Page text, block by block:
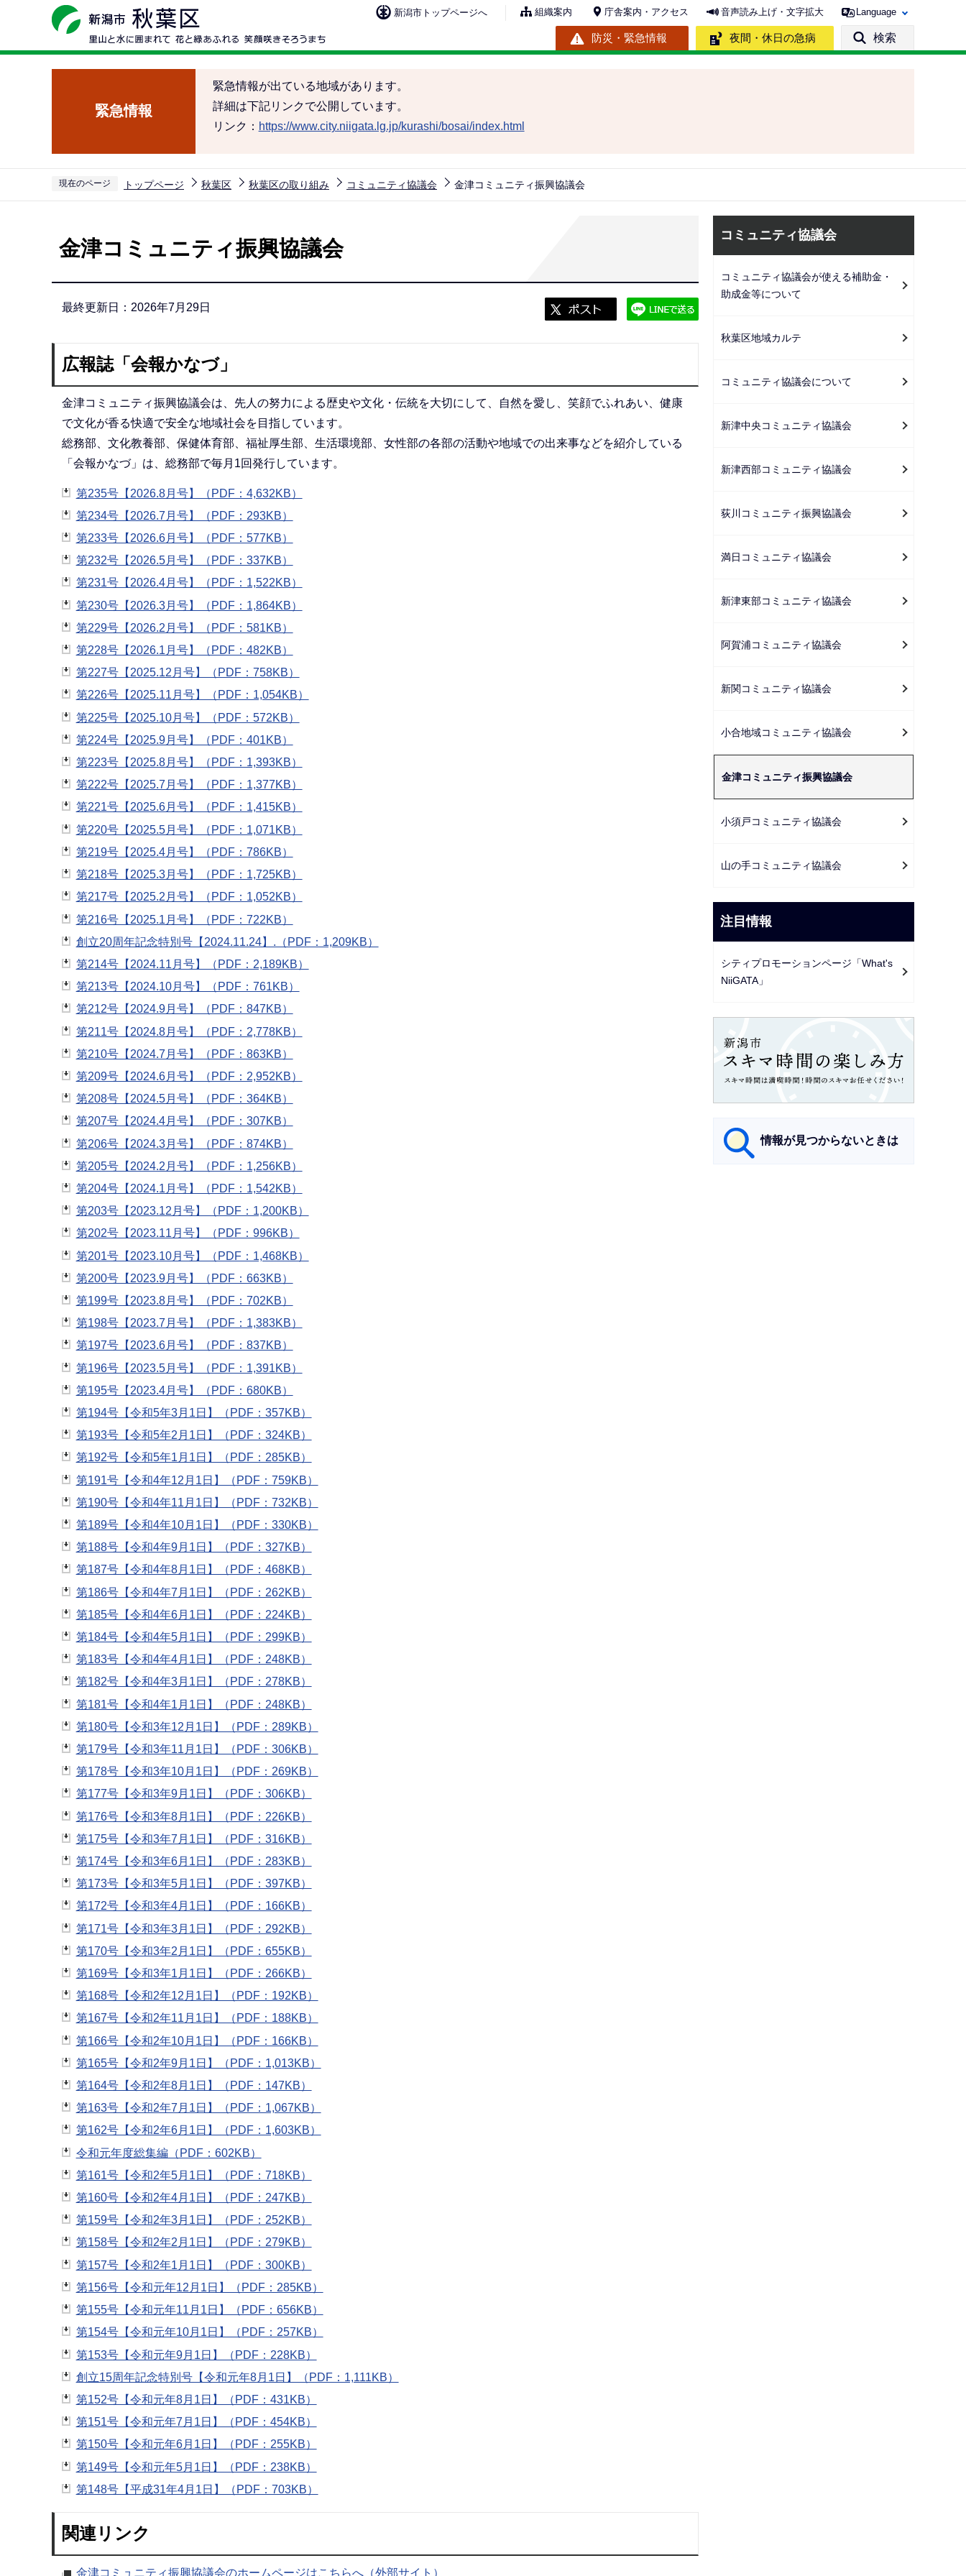
ペ
新潟市トップページへ 組織案内 庁舎案内・アクセス 音声読み上げ・文字拡大 Language
防災・緊急情報 夜間・休日の急病 検索
緊急情報
緊急情報が出ている地域があります。
詳細は下記リンクで公開しています。
リンク： https://www.city.niigata.lg.jp/kurashi/bosai/index.html
現在のページ トップページ 秋葉区 秋葉区の取り組み コミュニティ協議会 金津コミュニティ振興協議会
金津コミュニティ振興協議会
最終更新日：2026年7月29日
広報誌「会報かなづ」
金津コミュニティ振興協議会は、先人の努力による歴史や文化・伝統を大切にして、自然を愛し、笑顔でふれあい、健康
で文化が香る快適で安全な地域社会を目指しています。
総務部、文化教養部、保健体育部、福祉厚生部、生活環境部、女性部の各部の活動や地域での出来事などを紹介している
「会報かなづ」は、総務部で毎月1回発行しています。
第235号【2026.8月号】（PDF：4,632KB）
第234号【2026.7月号】（PDF：293KB）
第233号【2026.6月号】（PDF：577KB）
第232号【2026.5月号】（PDF：337KB）
第231号【2026.4月号】（PDF：1,522KB）
第230号【2026.3月号】（PDF：1,864KB）
第229号【2026.2月号】（PDF：581KB）
第228号【2026.1月号】（PDF：482KB）
第227号【2025.12月号】（PDF：758KB）
第226号【2025.11月号】（PDF：1,054KB）
第225号【2025.10月号】（PDF：572KB）
第224号【2025.9月号】（PDF：401KB）
第223号【2025.8月号】（PDF：1,393KB）
第222号【2025.7月号】（PDF：1,377KB）
第221号【2025.6月号】（PDF：1,415KB）
第220号【2025.5月号】（PDF：1,071KB）
第219号【2025.4月号】（PDF：786KB）
第218号【2025.3月号】（PDF：1,725KB）
第217号【2025.2月号】（PDF：1,052KB）
第216号【2025.1月号】（PDF：722KB）
創立20周年記念特別号【2024.11.24】.（PDF：1,209KB）
第214号【2024.11月号】（PDF：2,189KB）
第213号【2024.10月号】（PDF：761KB）
第212号【2024.9月号】（PDF：847KB）
第211号【2024.8月号】（PDF：2,778KB）
第210号【2024.7月号】（PDF：863KB）
第209号【2024.6月号】（PDF：2,952KB）
第208号【2024.5月号】（PDF：364KB）
第207号【2024.4月号】（PDF：307KB）
第206号【2024.3月号】（PDF：874KB）
第205号【2024.2月号】（PDF：1,256KB）
第204号【2024.1月号】（PDF：1,542KB）
第203号【2023.12月号】（PDF：1,200KB）
第202号【2023.11月号】（PDF：996KB）
第201号【2023.10月号】（PDF：1,468KB）
第200号【2023.9月号】（PDF：663KB）
第199号【2023.8月号】（PDF：702KB）
第198号【2023.7月号】（PDF：1,383KB）
第197号【2023.6月号】（PDF：837KB）
第196号【2023.5月号】（PDF：1,391KB）
第195号【2023.4月号】（PDF：680KB）
第194号【令和5年3月1日】（PDF：357KB）
第193号【令和5年2月1日】（PDF：324KB）
第192号【令和5年1月1日】（PDF：285KB）
第191号【令和4年12月1日】（PDF：759KB）
第190号【令和4年11月1日】（PDF：732KB）
第189号【令和4年10月1日】（PDF：330KB）
第188号【令和4年9月1日】（PDF：327KB）
第187号【令和4年8月1日】（PDF：468KB）
第186号【令和4年7月1日】（PDF：262KB）
第185号【令和4年6月1日】（PDF：224KB）
第184号【令和4年5月1日】（PDF：299KB）
第183号【令和4年4月1日】（PDF：248KB）
第182号【令和4年3月1日】（PDF：278KB）
第181号【令和4年1月1日】（PDF：248KB）
第180号【令和3年12月1日】（PDF：289KB）
第179号【令和3年11月1日】（PDF：306KB）
第178号【令和3年10月1日】（PDF：269KB）
第177号【令和3年9月1日】（PDF：306KB）
第176号【令和3年8月1日】（PDF：226KB）
第175号【令和3年7月1日】（PDF：316KB）
第174号【令和3年6月1日】（PDF：283KB）
第173号【令和3年5月1日】（PDF：397KB）
第172号【令和3年4月1日】（PDF：166KB）
第171号【令和3年3月1日】（PDF：292KB）
第170号【令和3年2月1日】（PDF：655KB）
第169号【令和3年1月1日】（PDF：266KB）
第168号【令和2年12月1日】（PDF：192KB）
第167号【令和2年11月1日】（PDF：188KB）
第166号【令和2年10月1日】（PDF：166KB）
第165号【令和2年9月1日】（PDF：1,013KB）
第164号【令和2年8月1日】（PDF：147KB）
第163号【令和2年7月1日】（PDF：1,067KB）
第162号【令和2年6月1日】（PDF：1,603KB）
令和元年度総集編（PDF：602KB）
第161号【令和2年5月1日】（PDF：718KB）
第160号【令和2年4月1日】（PDF：247KB）
第159号【令和2年3月1日】（PDF：252KB）
第158号【令和2年2月1日】（PDF：279KB）
第157号【令和2年1月1日】（PDF：300KB）
第156号【令和元年12月1日】（PDF：285KB）
第155号【令和元年11月1日】（PDF：656KB）
第154号【令和元年10月1日】（PDF：257KB）
第153号【令和元年9月1日】（PDF：228KB）
創立15周年記念特別号【令和元年8月1日】（PDF：1,111KB）
第152号【令和元年8月1日】（PDF：431KB）
第151号【令和元年7月1日】（PDF：454KB）
第150号【令和元年6月1日】（PDF：255KB）
第149号【令和元年5月1日】（PDF：238KB）
第148号【平成31年4月1日】（PDF：703KB）
関連リンク
金津コミュニティ振興協議会のホームページはこちらへ（外部サイト）
シ
ン
こ
ら
コミュニティ協議会
コミュニティ協議会が使える補助金・
助成金等について
秋葉区地域カルテ
コミュニティ協議会について
新津中央コミュニティ協議会
新津西部コミュニティ協議会
荻川コミュニティ振興協議会
満日コミュニティ協議会
新津東部コミュニティ協議会
阿賀浦コミュニティ協議会
新関コミュニティ協議会
小合地域コミュニティ協議会
金津コミュニティ振興協議会
小須戸コミュニティ協議会
山の手コミュニティ協議会
注目情報
シティプロモーションページ「What's
NiiGATA」
情報が見つからないときは